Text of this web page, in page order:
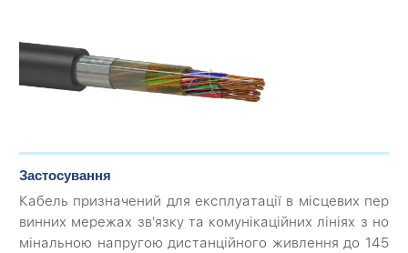
Застосування
Кабель призначений для експлуатації в місцевих пер
винних мережах зв'язку та комунікаційних лініях з но
мінальною напругою дистанційного живлення до 145